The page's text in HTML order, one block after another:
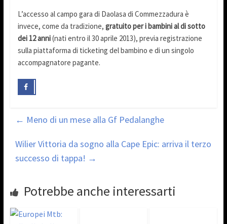
L’accesso al campo gara di Daolasa di Commezzadura è
invece, come da tradizione, gratuito per i bambini al di sotto
dei 12 anni(nati entro il 30 aprile 2013), previa registrazione
sulla piattaforma di ticketing del bambino e di un singolo
accompagnatore pagante.
← Meno di un mese alla Gf Pedalanghe
Wilier Vittoria da sogno alla Cape Epic: arriva il terzo
successo di tappa! →
Potrebbe anche interessarti